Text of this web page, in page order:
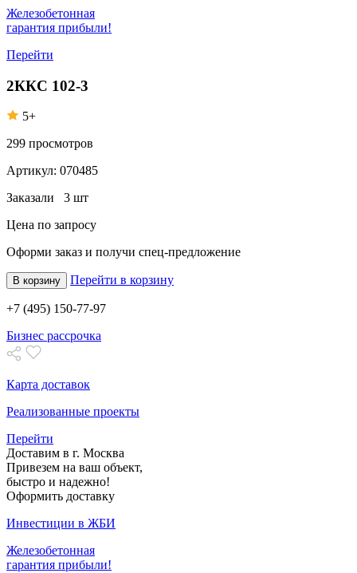
Железобетонная
гарантия прибыли!
Перейти
2ККС 102-3
5+
299 просмотров
Артикул: 070485
Заказали 3 шт
Цена по запросу
Оформи заказ и получи спец-предложение
В корзину Перейти в корзину
+7 (495) 150-77-97
Бизнес рассрочка
Карта доставок
Реализованные проекты
Перейти
Доставим в г. Москва
Привезем на ваш объект,
быстро и надежно!
Оформить доставку
Инвестиции в ЖБИ
Железобетонная
гарантия прибыли!